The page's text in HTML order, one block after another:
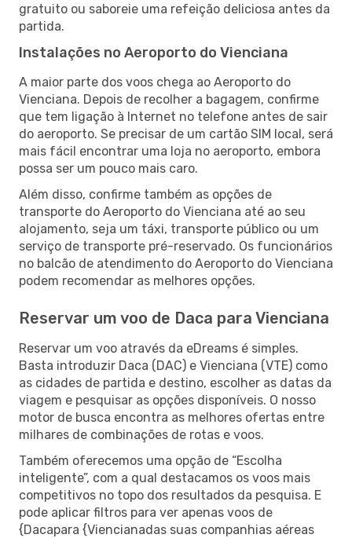
gratuito ou saboreie uma refeição deliciosa antes da
partida.
Instalações no Aeroporto do Vienciana
A maior parte dos voos chega ao Aeroporto do
Vienciana. Depois de recolher a bagagem, confirme
que tem ligação à Internet no telefone antes de sair
do aeroporto. Se precisar de um cartão SIM local, será
mais fácil encontrar uma loja no aeroporto, embora
possa ser um pouco mais caro.
Além disso, confirme também as opções de
transporte do Aeroporto do Vienciana até ao seu
alojamento, seja um táxi, transporte público ou um
serviço de transporte pré-reservado. Os funcionários
no balcão de atendimento do Aeroporto do Vienciana
podem recomendar as melhores opções.
Reservar um voo de Daca para Vienciana
Reservar um voo através da eDreams é simples.
Basta introduzir Daca (DAC) e Vienciana (VTE) como
as cidades de partida e destino, escolher as datas da
viagem e pesquisar as opções disponíveis. O nosso
motor de busca encontra as melhores ofertas entre
milhares de combinações de rotas e voos.
Também oferecemos uma opção de “Escolha
inteligente”, com a qual destacamos os voos mais
competitivos no topo dos resultados da pesquisa. E
pode aplicar filtros para ver apenas voos de
{Dacapara {Viencianadas suas companhias aéreas